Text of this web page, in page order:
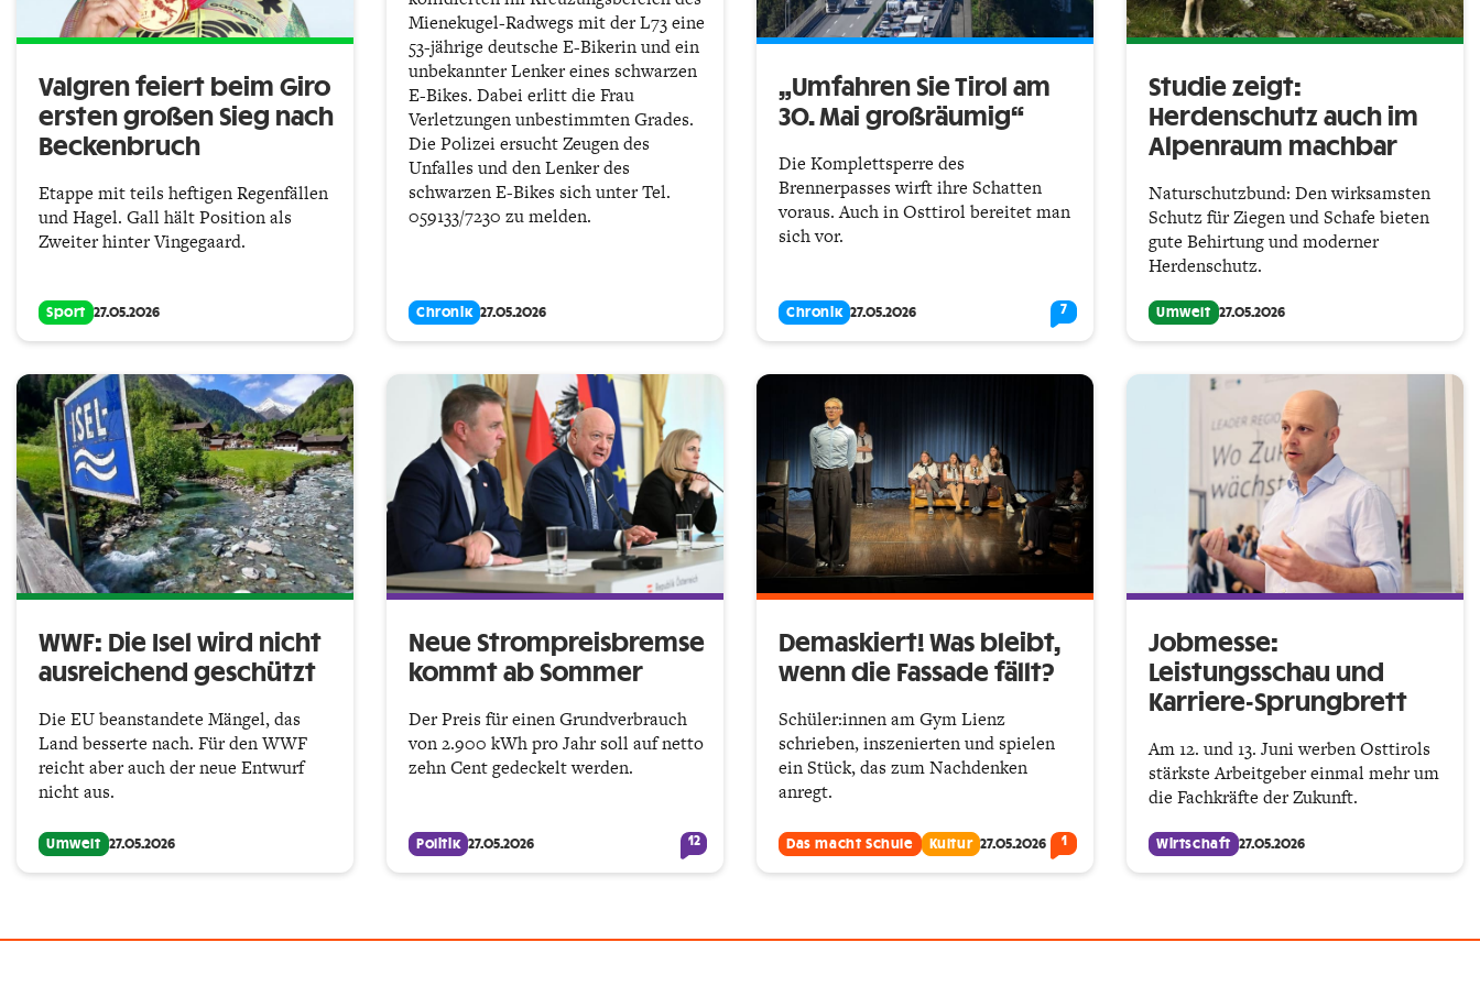
Valgren feiert beim Giro
ersten großen Sieg nach
Beckenbruch
Etappe mit teils heftigen Regenfällen
und Hagel. Gall hält Position als
Zweiter hinter Vingegaard.
Sport 27.05.2026
Mienekugel-Radwegs mit der L73 eine
53-jährige deutsche E-Bikerin und ein
unbekannter Lenker eines schwarzen
E-Bikes. Dabei erlitt die Frau
Verletzungen unbestimmten Grades.
Die Polizei ersucht Zeugen des
Unfalles und den Lenker des
schwarzen E-Bikes sich unter Tel.
059133/7230 zu melden.
Chronik 27.05.2026
„Umfahren Sie Tirol am
30. Mai großräumig“
Die Komplettsperre des
Brennerpasses wirft ihre Schatten
voraus. Auch in Osttirol bereitet man
sich vor.
Chronik 27.05.2026 7
Studie zeigt:
Herdenschutz auch im
Alpenraum machbar
Naturschutzbund: Den wirksamsten
Schutz für Ziegen und Schafe bieten
gute Behirtung und moderner
Herdenschutz.
Umwelt 27.05.2026
WWF: Die Isel wird nicht
ausreichend geschützt
Die EU beanstandete Mängel, das
Land besserte nach. Für den WWF
reicht aber auch der neue Entwurf
nicht aus.
Umwelt 27.05.2026
Neue Strompreisbremse
kommt ab Sommer
Der Preis für einen Grundverbrauch
von 2.900 kWh pro Jahr soll auf netto
zehn Cent gedeckelt werden.
Politik 27.05.2026 12
Demaskiert! Was bleibt,
wenn die Fassade fällt?
Schüler:innen am Gym Lienz
schrieben, inszenierten und spielen
ein Stück, das zum Nachdenken
anregt.
Das macht Schule Kultur 27.05.2026 1
Jobmesse:
Leistungsschau und
Karriere-Sprungbrett
Am 12. und 13. Juni werben Osttirols
stärkste Arbeitgeber einmal mehr um
die Fachkräfte der Zukunft.
Wirtschaft 27.05.2026